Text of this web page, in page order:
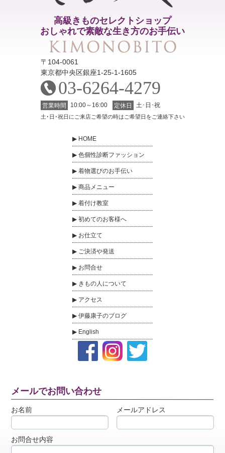
高級きものセレクトショップ
おしゃれで素敵な生き方のお手伝い
〒104-0061
東京都中央区銀座1-25-1-1605
03-6264-4279
営業時間 10:00～16:00 定休日 土･日･祝
土･日･祝日にご来店ご希望の時はご希望日をご連絡下さい
HOME
色個性診断ファッション
着物選びのお手伝い
商品メニュー
着付け教室
初めてのお客様へ
お仕立て
ご決済や発送
お問合せ
きもの人について
アクセス
伊藤康子のブログ
English
メールでお問い合わせ
お名前 メールアドレス
お問合せ内容